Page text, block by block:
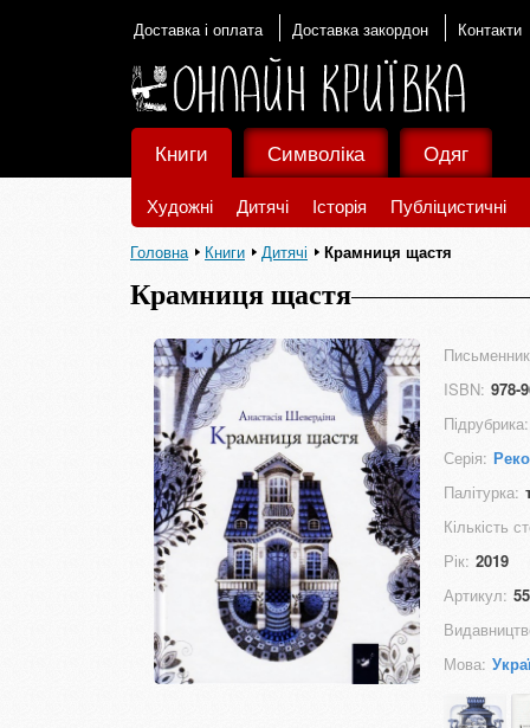
Доставка і оплата Доставка закордон Контакти
Книги
Художні Дитячі Історія Публіцистичні
Символіка Одяг
Головна Книги Дитячі Крамниця щастя
Крамниця щастя
ISBN: 978-
Підрубрика:
Серія:
Палітурка:
Кількість
Рік: 2019
Артикул:
Мова: